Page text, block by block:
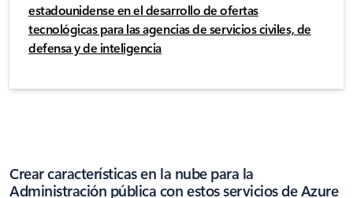
estadounidense en el desarrollo de ofertas
tecnológicas para las agencias de servicios civiles, de
defensa y de inteligencia
Crear características en la nube para la
Administración pública con estos servicios de Azure